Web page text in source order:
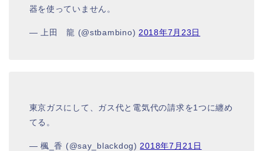
器を使っていません。
— 上田 龍 (@stbambino) 2018年7月23日
東京ガスにして、ガス代と電気代の請求を1つに纏め
てる。
— 楓_香 (@say_blackdog) 2018年7月21日